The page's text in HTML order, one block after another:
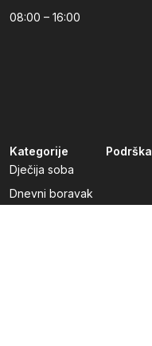
08:00 – 16:00
Kategorije
Dječija soba
Dnevni boravak
Podrška